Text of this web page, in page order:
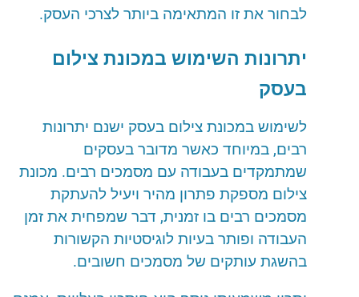
לבחור את זו המתאימה ביותר לצרכי העסק.
יתרונות השימוש במכונת צילום
בעסק
לשימוש במכונת צילום בעסק ישנם יתרונות
רבים, במיוחד כאשר מדובר בעסקים
שמתמקדים בעבודה עם מסמכים רבים. מכונת
צילום מספקת פתרון מהיר ויעיל להעתקת
מסמכים רבים בו זמנית, דבר שמפחית את זמן
העבודה ופותר בעיות לוגיסטיות הקשורות
בהשגת עותקים של מסמכים חשובים.